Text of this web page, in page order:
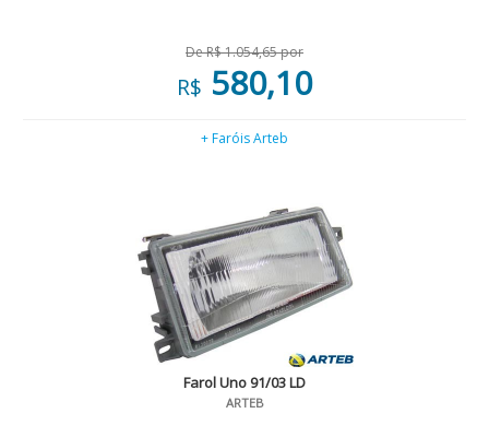
De R$ 1.054,65 por
R$ 580,10
+ Faróis Arteb
Farol Uno 91/03 LD
ARTEB